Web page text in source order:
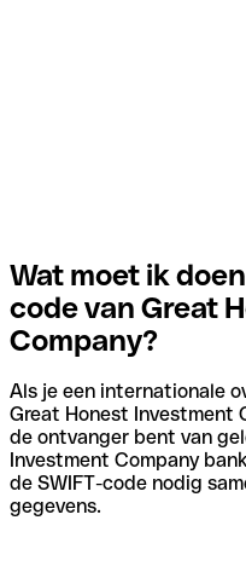
Wat moet ik
code van Great
Company?
Als je een internationale
Great Honest Investment
de ontvanger bent van
Investment Company
de SWIFT-code nodig
gegevens.